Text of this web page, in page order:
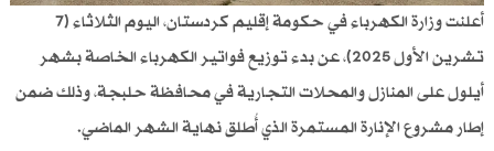
أعلنت وزارة الكهرباء في حكومة إقليم كردستان، اليوم الثلاثاء (7
تشرين الأول 2025)، عن بدء توزيع فواتير الكهرباء الخاصة بشهر
أيلول على المنازل والمحلات التجارية في محافظة حلبجة، وذلك ضمن
إطار مشروع الإنارة المستمرة الذي أُطلق نهاية الشهر الماضي.